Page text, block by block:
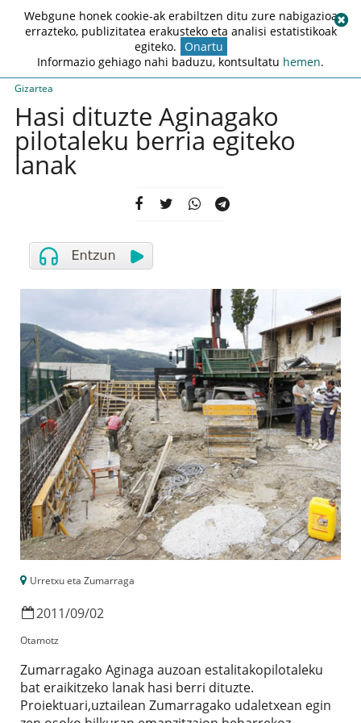
Gizartea
Hasi dituzte Aginagako
pilotaleku berria egiteko
lanak
Urretxu eta Zumarraga
2011/09/02
Otamotz
Zumarragako Aginaga auzoan estalitakopilotaleku
bat eraikitzeko lanak hasi berri dituzte.
Proiektuari,uztailean Zumarragako udaletxean egin
Webgune honek cookie-ak erabiltzen ditu zure nabigazioa
errazteko, publizitatea erakusteko eta analisi estatistikoak
egiteko. Onartu
Informazio gehiago nahi baduzu, kontsultatu hemen.